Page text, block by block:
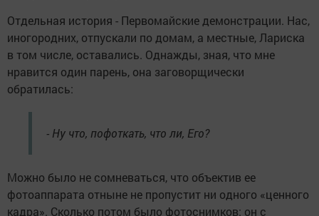
Отдельная история - Первомайские демонстрации. Нас,
иногородних, отпускали по домам, а местные, Лариска
в том числе, оставались. Однажды, зная, что мне
нравится один парень, она заговорщически
обратилась:
- Ну что, пофоткать, что ли, Его?
Можно было не сомневаться, что объектив ее
фотоаппарата отныне не пропустит ни одного «ценного
кадра». Сколько потом было фотоснимков: он с